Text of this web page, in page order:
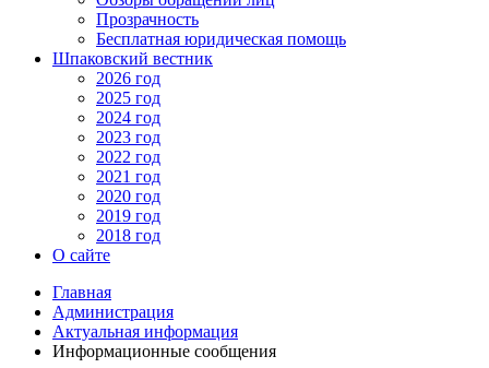
Прозрачность
Бесплатная юридическая помощь
Шпаковский вестник
2026 год
2025 год
2024 год
2023 год
2022 год
2021 год
2020 год
2019 год
2018 год
О сайте
Главная
Администрация
Актуальная информация
Информационные сообщения